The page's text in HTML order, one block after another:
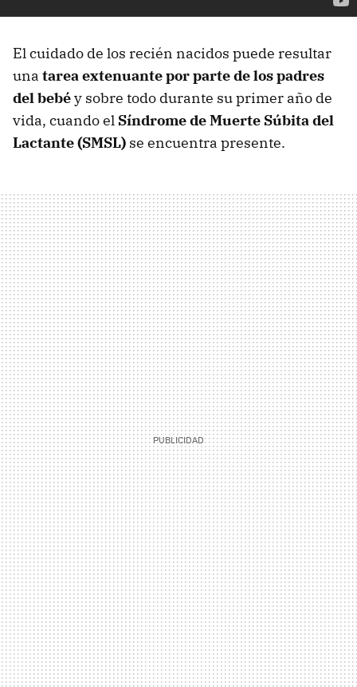
El cuidado de los recién nacidos puede resultar
una tarea extenuante por parte de los padres
del bebéy sobre todo durante su primer año de
vida, cuando el Síndrome de Muerte Súbita del
Lactante (SMSL) se encuentra presente.